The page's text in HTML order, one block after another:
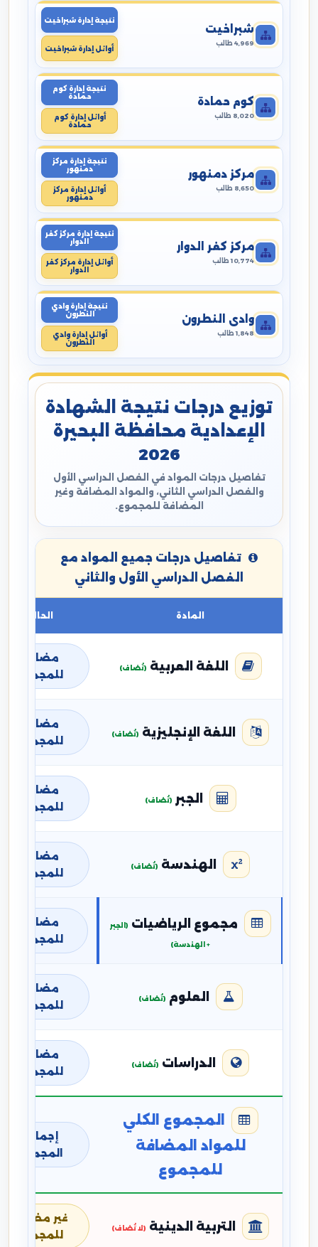
شبراخيت
4,969 طالب
نتيجة إدارة شبراخيت
أوائل إدارة شبراخيت
كوم حمادة
8,020 طالب
نتيجة إدارة كوم
حمادة
أوائل إدارة كوم
حمادة
مركز دمنهور
8,650 طالب
نتيجة إدارة مركز
دمنهور
أوائل إدارة مركز
دمنهور
مركز كفر الدوار
10,774 طالب
نتيجة إدارة مركز كفر
الدوار
أوائل إدارة مركز كفر
الدوار
وادي النطرون
1,848 طالب
نتيجة إدارة وادي
النطرون
أوائل إدارة وادي
النطرون
توزيع درجات نتيجة الشهادة
الإعدادية محافظة البحيرة
2026
تفاصيل درجات المواد في الفصل الدراسي الأول
والفصل الدراسي الثاني، والمواد المضافة وغير
المضافة للمجموع.
تفاصيل درجات جميع المواد مع
الفصل الدراسي الأول والثاني
المادة الحالة
اللغة العربية (تُضاف)
مضافة
للمجموع
اللغة الإنجليزية (تُضاف)
مضافة
للمجموع
الجبر (تُضاف)
مضافة
للمجموع
الهندسة (تُضاف)
مضافة
للمجموع
مجموع الرياضيات (الجبر
+ الهندسة)
مضافة
للمجموع
العلوم (تُضاف)
مضافة
للمجموع
الدراسات (تُضاف)
مضافة
للمجموع
المجموع الكلي
للمواد المضافة
للمجموع
إجمالي
المجموع
التربية الدينية (لا تُضاف)
غير مضافة
للمجموع